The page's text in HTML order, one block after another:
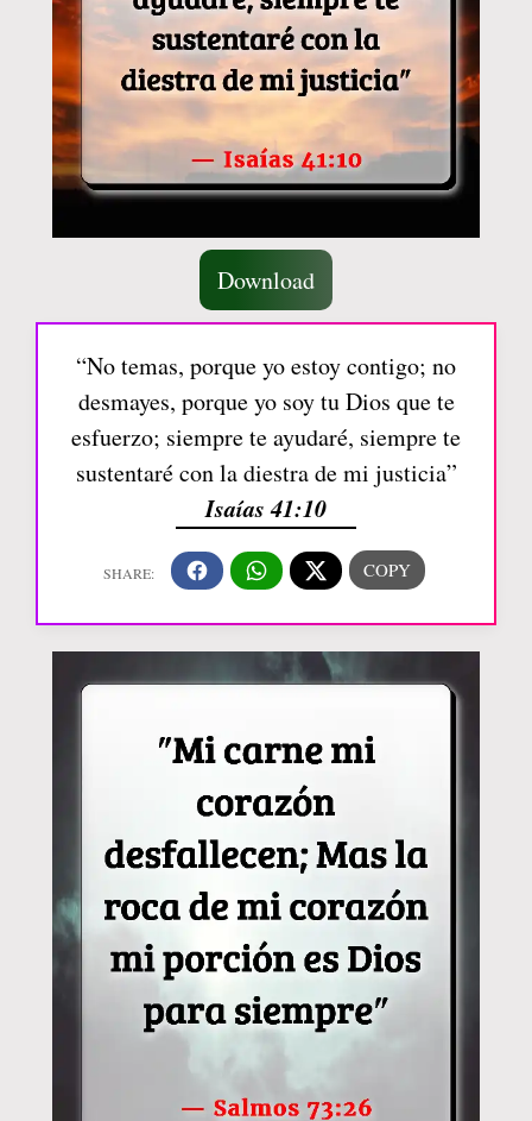
Download
“No temas, porque yo estoy contigo; no
desmayes, porque yo soy tu Dios que te
esfuerzo; siempre te ayudaré, siempre te
sustentaré con la diestra de mi justicia”
Isaías 41:10